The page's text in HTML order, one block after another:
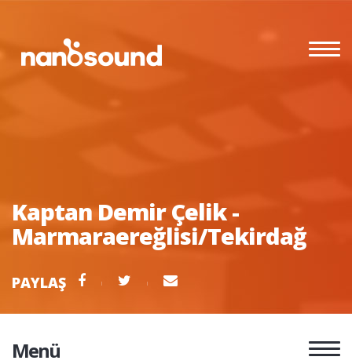
Kaptan Demir Çelik -
Marmaraereğlisi/Tekirdağ
PAYLAŞ
Menü